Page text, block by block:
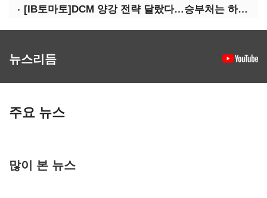
[IB토마토]DCM 양강 전략 달랐다…승부처는 하반기 금융채 빅딜
뉴스리듬
주요 뉴스
많이 본 뉴스